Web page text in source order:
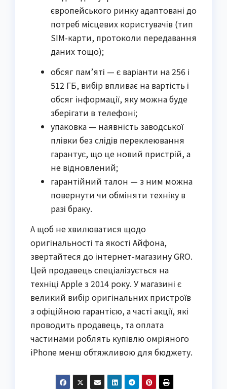
європейського ринку адаптовані до
потреб місцевих користувачів (тип
SIM-карти, протоколи передавання
даних тощо);
обсяг пам’яті — є варіанти на 256 і
512 ГБ, вибір впливає на вартість і
обсяг інформації, яку можна буде
зберігати в телефоні;
упаковка — наявність заводської
плівки без слідів переклеювання
гарантує, що це новий пристрій, а
не відновлений;
гарантійний талон — з ним можна
повернути чи обміняти техніку в
разі браку.
А щоб не хвилюватися щодо
оригінальності та якості Айфона,
звертайтеся до інтернет-магазину GRO.
Цей продавець спеціалізується на
техніці Apple з 2014 року. У магазині є
великий вибір оригінальних пристроїв
з офіційною гарантією, а часті акції, які
проводить продавець, та оплата
частинами роблять купівлю омріяного
iPhone менш обтяжливою для бюджету.